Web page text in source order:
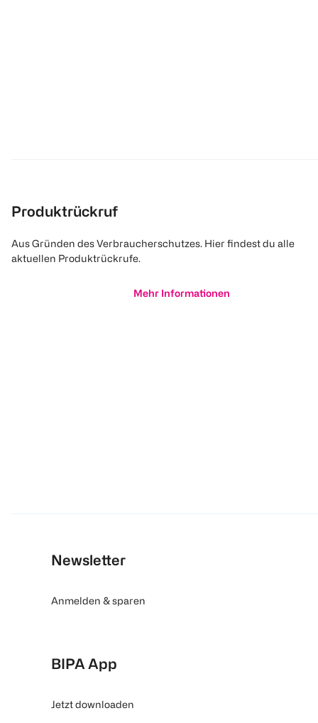
Produktrückruf
Aus Gründen des Verbraucherschutzes. Hier findest du alle
aktuellen Produktrückrufe.
Mehr Informationen
Newsletter
Anmelden & sparen
BIPA App
Jetzt downloaden